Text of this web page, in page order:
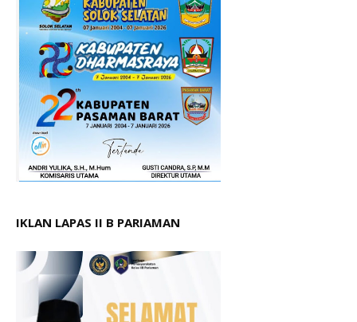
IKLAN LAPAS II B PARIAMAN